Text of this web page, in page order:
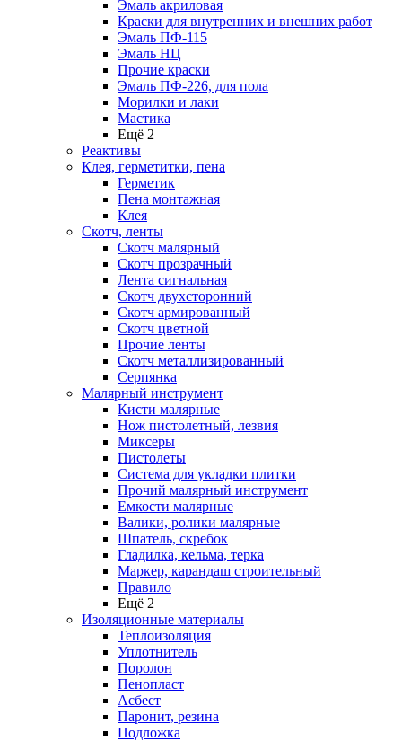
Эмаль акриловая
Краски для внутренних и внешних работ
Эмаль ПФ-115
Эмаль НЦ
Прочие краски
Эмаль ПФ-226, для пола
Морилки и лаки
Мастика
Ещё 2
Реактивы
Клея, герметитки, пена
Герметик
Пена монтажная
Клея
Скотч, ленты
Скотч малярный
Скотч прозрачный
Лента сигнальная
Скотч двухсторонний
Скотч армированный
Скотч цветной
Прочие ленты
Скотч металлизированный
Серпянка
Малярный инструмент
Кисти малярные
Нож пистолетный, лезвия
Миксеры
Пистолеты
Система для укладки плитки
Прочий малярный инструмент
Емкости малярные
Валики, ролики малярные
Шпатель, скребок
Гладилка, кельма, терка
Маркер, карандаш строительный
Правило
Ещё 2
Изоляционные материалы
Теплоизоляция
Уплотнитель
Поролон
Пенопласт
Асбест
Паронит, резина
Подложка